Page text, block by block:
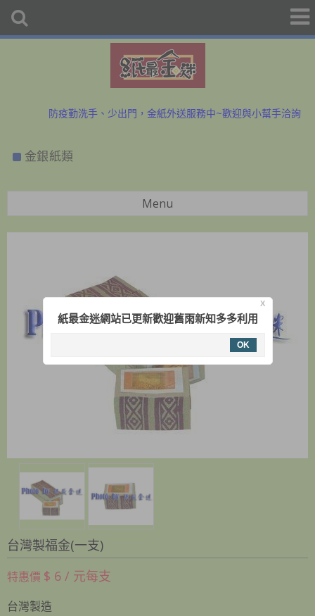
初二、十六拜拜金紙香燭外送、宅配服務歡迎預購洽詢
防疫勤洗手、少出門，金紙外送服務中~歡迎與小幫手洽詢
防疫勤洗手、少出門，金紙外送服務中~歡迎與小幫手洽詢
金銀紙類
Menu
台灣製福金(一支)
特惠價 $ 6 / 元每支
台灣製造
X
紙最金迷網站已更新歡迎舊雨新知多多利用
OK